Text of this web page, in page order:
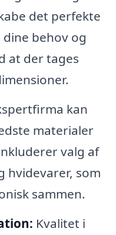
det perfekte
behov og
at der tages
kan
materialer
valg af
hvidevarer, som
sammen.
Kvalitet i